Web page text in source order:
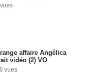
affaire Angélica
vidéo (2) VO
vues